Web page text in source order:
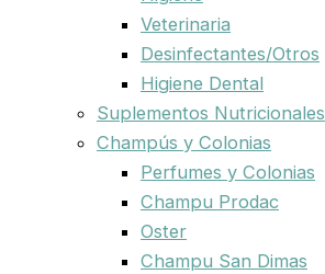
Veterinaria
Desinfectantes/Otros
Higiene Dental
Suplementos Nutricionales
Champús y Colonias
Perfumes y Colonias
Champu Prodac
Oster
Champu San Dimas